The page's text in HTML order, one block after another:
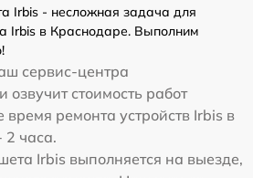
Irbis - несложная задача для
Irbis в Краснодаре. Выполним
сервис-центра
озвучит стоимость работ
ремонта устройств Irbis в
часа.
Irbis выполняется на выезде,